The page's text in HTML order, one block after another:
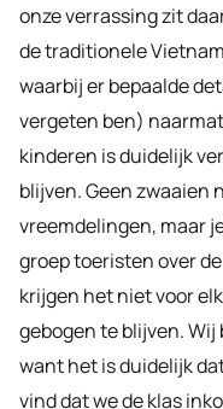
onze verrassing zit
de traditionele
waarbij er bepaalde
vergeten ben)
kinderen is duidelijk
blijven. Geen zwaaien
vreemdelingen, maar
groep toeristen over
krijgen het niet voor
gebogen te blijven.
want het is duidelijk
vind dat we de klas